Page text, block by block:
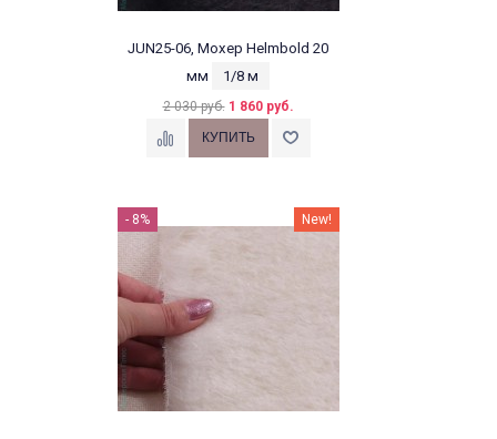
JUN25-06, Мохер Helmbold 20
мм
1/8 м
2 030 руб. 1 860 руб.
- 8% New!